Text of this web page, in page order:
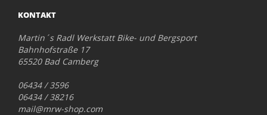
KONTAKT
Martin´s Radl Werkstatt Bike- und Bergsport
Bahnhofstraße 17
65520 Bad Camberg
06434 / 3596
06434 / 38216
mail@mrw-shop.com